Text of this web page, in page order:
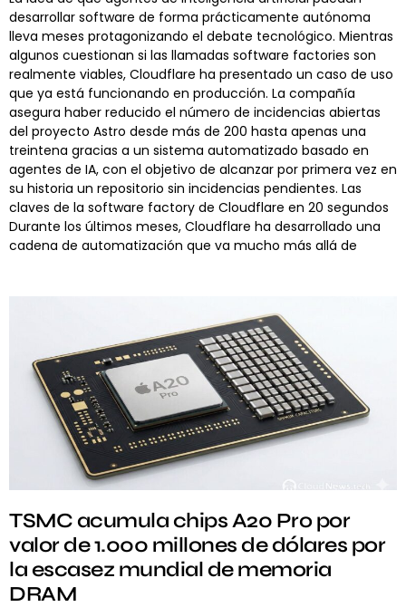
desarrollar software de forma prácticamente autónoma
lleva meses protagonizando el debate tecnológico. Mientras
algunos cuestionan si las llamadas software factories son
realmente viables, Cloudflare ha presentado un caso de uso
que ya está funcionando en producción. La compañía
asegura haber reducido el número de incidencias abiertas
del proyecto Astro desde más de 200 hasta apenas una
treintena gracias a un sistema automatizado basado en
agentes de IA, con el objetivo de alcanzar por primera vez en
su historia un repositorio sin incidencias pendientes. Las
claves de la software factory de Cloudflare en 20 segundos
Durante los últimos meses, Cloudflare ha desarrollado una
cadena de automatización que va mucho más allá de
TSMC acumula chips A20 Pro por
valor de 1.000 millones de dólares por
la escasez mundial de memoria
DRAM